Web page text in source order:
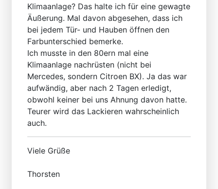
Klimaanlage? Das halte ich für eine gewagte
Äußerung. Mal davon abgesehen, dass ich
bei jedem Tür- und Hauben öffnen den
Farbunterschied bemerke.
Ich musste in den 80ern mal eine
Klimaanlage nachrüsten (nicht bei
Mercedes, sondern Citroen BX). Ja das war
aufwändig, aber nach 2 Tagen erledigt,
obwohl keiner bei uns Ahnung davon hatte.
Teurer wird das Lackieren wahrscheinlich
auch.
Viele Grüße
Thorsten